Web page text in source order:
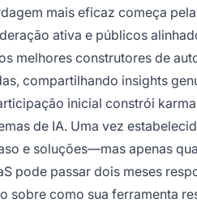
mais eficaz começa
ativa e públicos
melhores construtores de
compartilhando insights
inicial constrói
de IA. Uma vez
e soluções—mas apenas
pode passar dois meses
sobre como sua ferramenta